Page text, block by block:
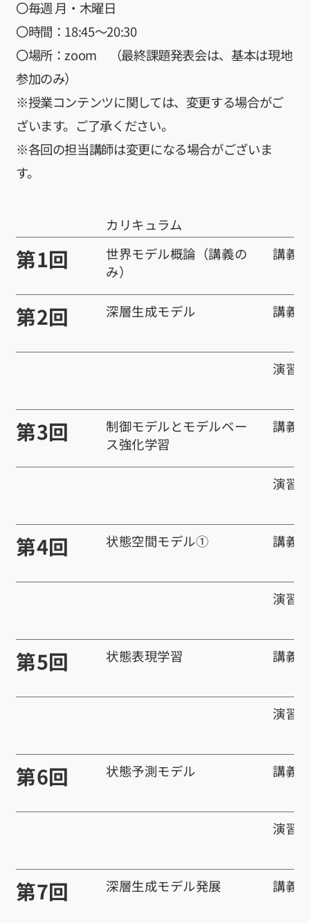
〇毎週 月・木曜日
〇時間：18:45〜20:30
〇場所：zoom （最終課題発表会は、基本は現地
参加のみ）
※授業コンテンツに関しては、変更する場合がご
ざいます。ご了承ください。
※各回の担当講師は変更になる場合がございま
す。
カリキュラム
第1回
世界モデル概論（講義の
み）
講義
第2回 深層生成モデル 講義
演習
第3回
制御モデルとモデルベー
ス強化学習
講義
演習
第4回 状態空間モデル① 講義
演習
第5回 状態表現学習 講義
演習
第6回 状態予測モデル 講義
演習
第7回 深層生成モデル発展 講義